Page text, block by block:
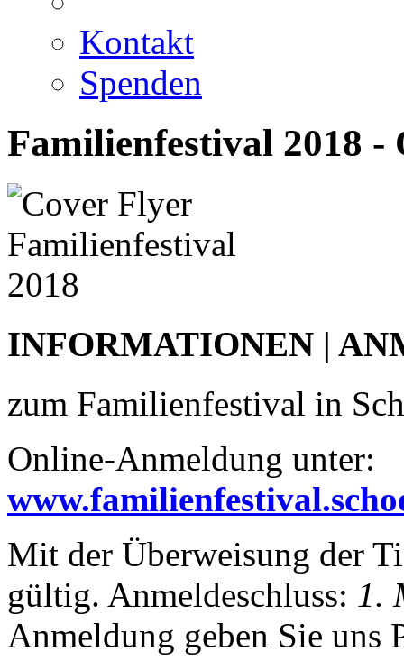
Kontakt
Spenden
Familienfestival 2018 -
INFORMATIONEN |
zum Familienfestival in
Online-Anmeldung unter:
Mit der Überweisung der
gültig. Anmeldeschluss: 1.
Anmeldung geben Sie uns